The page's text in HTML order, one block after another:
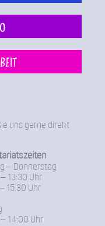
uns gerne direkt
– Donnerstag
13:30 Uhr
15:30 Uhr
14:00 Uhr